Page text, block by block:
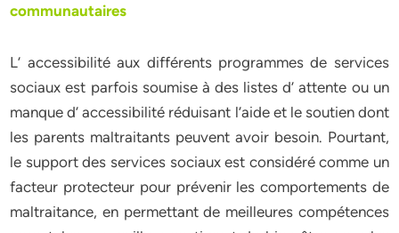
communautaires
L’ accessibilité aux différents programmes de services
sociaux est parfois soumise à des listes d’ attente ou un
manque d’ accessibilité réduisant l’aide et le soutien dont
les parents maltraitants peuvent avoir besoin. Pourtant,
le support des services sociaux est considéré comme un
facteur protecteur pour prévenir les comportements de
maltraitance, en permettant de meilleures compétences